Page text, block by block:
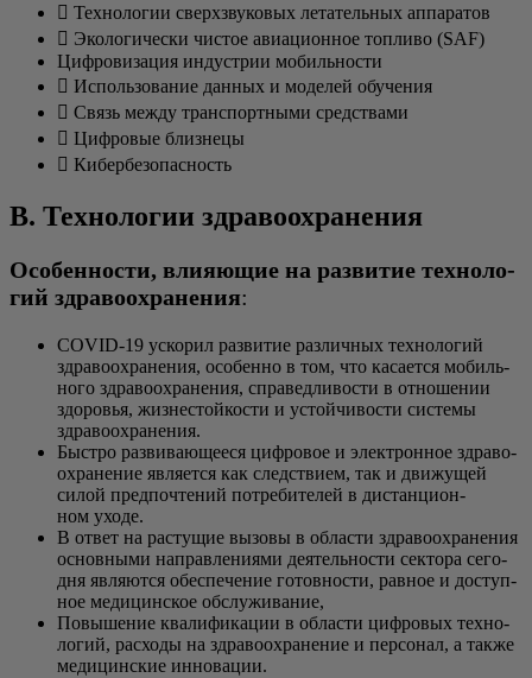
 Тех­но­ло­гии сверх­зву­ко­вых лета­тель­ных аппаратов
 Эко­ло­ги­че­ски чистое авиа­ци­он­ное топ­ли­во (SAF)
Циф­ро­ви­за­ция инду­стрии мобильности
 Исполь­зо­ва­ние дан­ных и моде­лей обучения
 Связь меж­ду транс­порт­ны­ми средствами
 Циф­ро­вые близнецы
 Кибер­без­опас­ность
B. Технологии здравоохранения
Осо­бен­но­сти, вли­я­ю­щие на раз­ви­тие тех­но­ло­
гий здра­во­охра­не­ния:
COVID-19 уско­рил раз­ви­тие раз­лич­ных тех­но­ло­гий
здра­во­охра­не­ния, осо­бен­но в том, что каса­ет­ся мобиль­
но­го здра­во­охра­не­ния, спра­вед­ли­во­сти в отно­ше­нии
здо­ро­вья, жиз­не­стой­ко­сти и устой­чи­во­сти систе­мы
здравоохранения.
Быст­ро раз­ви­ва­ю­ще­е­ся циф­ро­вое и элек­трон­ное здра­во­
охра­не­ние явля­ет­ся как след­стви­ем, так и дви­жу­щей
силой пред­по­чте­ний потре­би­те­лей в дистан­ци­он­
ном уходе.
В ответ на рас­ту­щие вызо­вы в обла­сти здра­во­охра­не­ния
основ­ны­ми направ­ле­ни­я­ми дея­тель­но­сти сек­то­ра сего­
дня явля­ют­ся обес­пе­че­ние готов­но­сти, рав­ное и доступ­
ное меди­цин­ское обслуживание,
Повы­ше­ние ква­ли­фи­ка­ции в обла­сти циф­ро­вых тех­но­
ло­гий, рас­хо­ды на здра­во­охра­не­ние и пер­со­нал, а так­же
меди­цин­ские инновации.